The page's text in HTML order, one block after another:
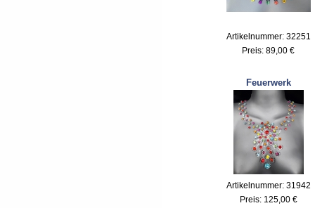
Artikelnummer: 32251
Preis: 89,00 €
Feuerwerk
Artikelnummer: 31942
Preis: 125,00 €